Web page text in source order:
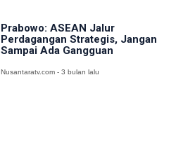
Prabowo: ASEAN Jalur
Perdagangan Strategis, Jangan
Sampai Ada Gangguan
Nusantaratv.com - 3 bulan lalu